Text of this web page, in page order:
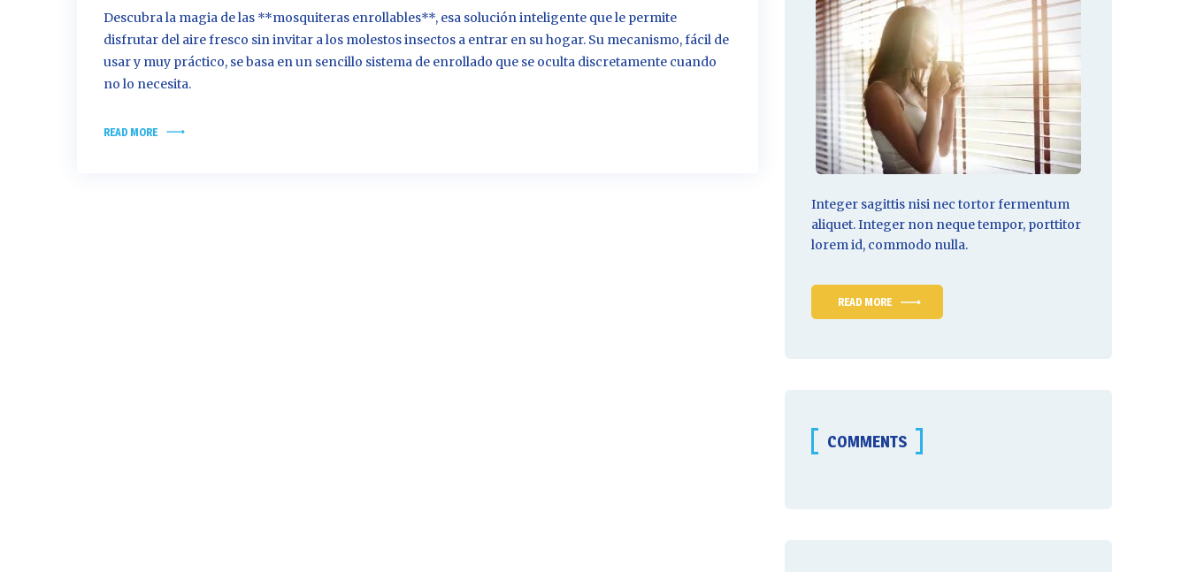
Ventanas PVC en Torrent
Descubra la magia de las **mosquiteras enrollables**, esa solución inteligente que le permite
disfrutar del aire fresco sin invitar a los molestos insectos a entrar en su hogar. Su mecanismo, fácil de
usar y muy práctico, se basa en un sencillo sistema de enrollado que se oculta discretamente cuando
no lo necesita.
READ MORE
Integer sagittis nisi nec tortor fermentum
aliquet. Integer non neque tempor, porttitor
lorem id, commodo nulla.
READ MORE
COMMENTS